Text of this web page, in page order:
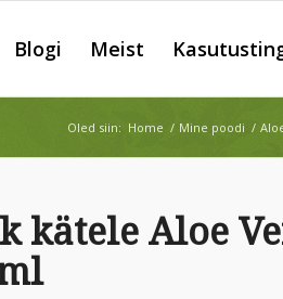
Blogi Meist
Oled siin: Home / Mine poodi /
kätele Aloe